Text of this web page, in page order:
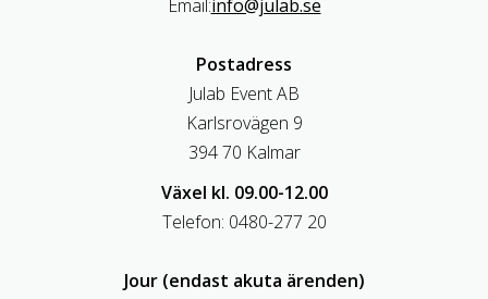
Email:info@julab.se
Postadress
Julab Event AB
Karlsrovägen 9
394 70 Kalmar
Växel kl. 09.00-12.00
Telefon: 0480-277 20
Jour (endast akuta ärenden)